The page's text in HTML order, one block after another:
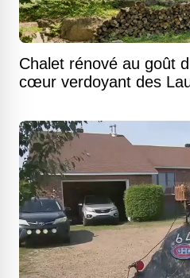
Chalet rénové au goût
cœur verdoyant des